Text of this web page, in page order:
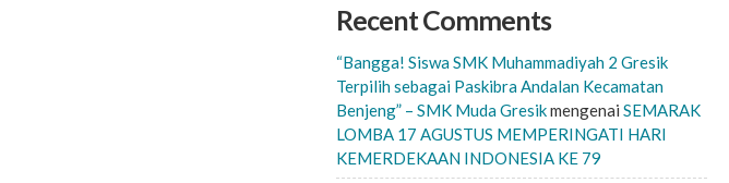
Recent Comments
“Bangga! Siswa SMK Muhammadiyah 2 Gresik
Terpilih sebagai Paskibra Andalan Kecamatan
Benjeng” – SMK Muda Gresikmengenai SEMARAK
LOMBA 17 AGUSTUS MEMPERINGATI HARI
KEMERDEKAAN INDONESIA KE 79